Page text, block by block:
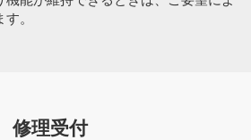
。
修理受付